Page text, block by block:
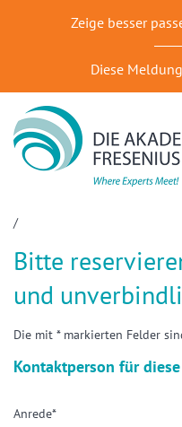
Zeige besser
Diese
/
Bitte
und
Die mit * markierten Felder
Kontaktperson für
Anrede*